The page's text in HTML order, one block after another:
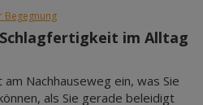
Begegnung
im Alltag
Nachhauseweg ein, was Sie
als Sie gerade beleidigt